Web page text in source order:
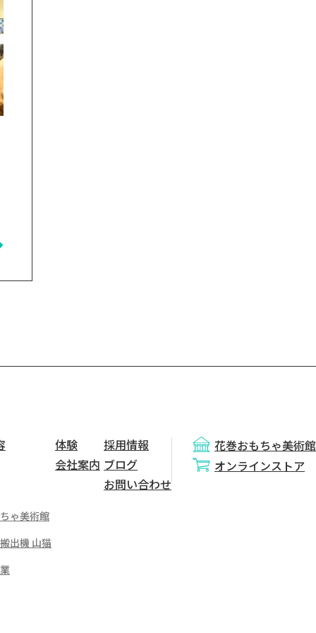
ゃ美術館
出機 山猫
体験
会社案内
採用情報
ブログ
お問い合わせ
花巻おもちゃ美術館
オンラインストア